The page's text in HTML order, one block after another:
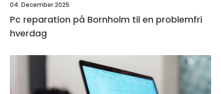
04. December 2025
Pc reparation på Bornholm til en problemfri
hverdag